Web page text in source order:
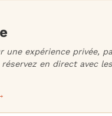
expérience privée,
en direct avec